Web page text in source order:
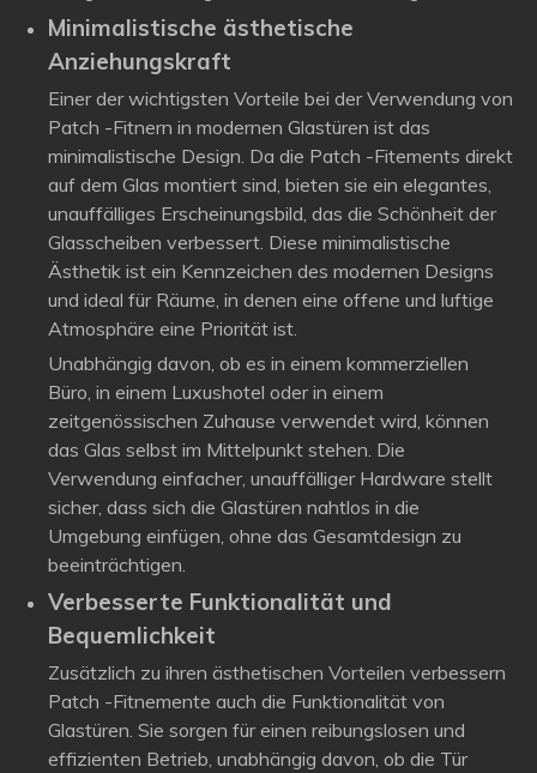
Minimalistische ästhetische
Anziehungskraft
Einer der wichtigsten Vorteile bei der Verwendung von
Patch -Fitnern in modernen Glastüren ist das
minimalistische Design. Da die Patch -Fitements direkt
auf dem Glas montiert sind, bieten sie ein elegantes,
unauffälliges Erscheinungsbild, das die Schönheit der
Glasscheiben verbessert. Diese minimalistische
Ästhetik ist ein Kennzeichen des modernen Designs
und ideal für Räume, in denen eine offene und luftige
Atmosphäre eine Priorität ist.
Unabhängig davon, ob es in einem kommerziellen
Büro, in einem Luxushotel oder in einem
zeitgenössischen Zuhause verwendet wird, können
das Glas selbst im Mittelpunkt stehen. Die
Verwendung einfacher, unauffälliger Hardware stellt
sicher, dass sich die Glastüren nahtlos in die
Umgebung einfügen, ohne das Gesamtdesign zu
beeinträchtigen.
Verbesserte Funktionalität und
Bequemlichkeit
Zusätzlich zu ihren ästhetischen Vorteilen verbessern
Patch -Fitnemente auch die Funktionalität von
Glastüren. Sie sorgen für einen reibungslosen und
effizienten Betrieb, unabhängig davon, ob die Tür